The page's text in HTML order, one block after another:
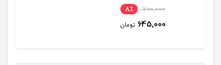
700,000 8٪
645,000 تومان